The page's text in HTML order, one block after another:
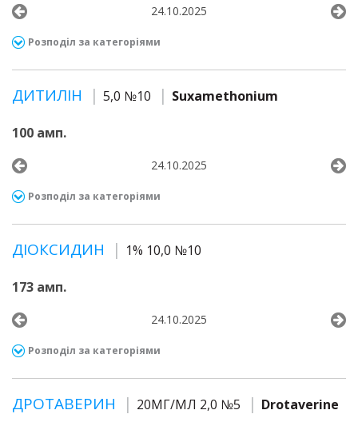
24.10.2025
Розподіл за категоріями
ДИТИЛІН 5,0 №10 Suxamethonium
100 амп.
24.10.2025
Розподіл за категоріями
ДІОКСИДИН 1% 10,0 №10
173 амп.
24.10.2025
Розподіл за категоріями
ДРОТАВЕРИН 20МГ/МЛ 2,0 №5 Drotaverine